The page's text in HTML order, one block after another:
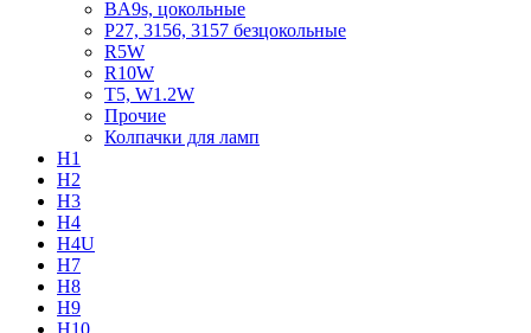
BA9s, цокольные
P27, 3156, 3157 безцокольные
R5W
R10W
T5, W1.2W
Прочие
Колпачки для ламп
H1
H2
H3
H4
H4U
H7
H8
H9
H10